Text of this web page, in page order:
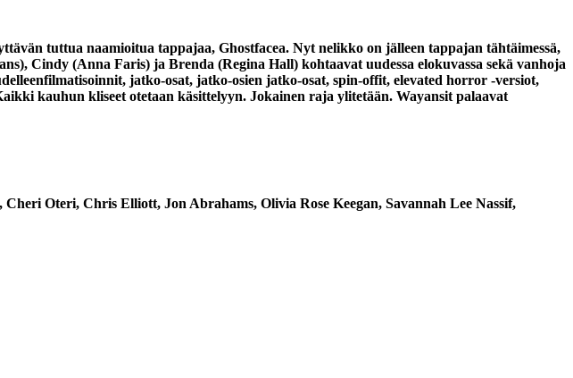
tuttua naamioitua tappajaa, Ghostfacea. Nyt nelikko on jälleen tappajan tähtäimessä,
Cindy (Anna Faris) ja Brenda (Regina Hall) kohtaavat uudessa elokuvassa sekä vanhoja
jatko-osat, jatko-osien jatko-osat, spin-offit, elevated horror -versiot,
kauhun kliseet otetaan käsittelyyn. Jokainen raja ylitetään. Wayansit palaavat
Oteri, Chris Elliott, Jon Abrahams, Olivia Rose Keegan, Savannah Lee Nassif,